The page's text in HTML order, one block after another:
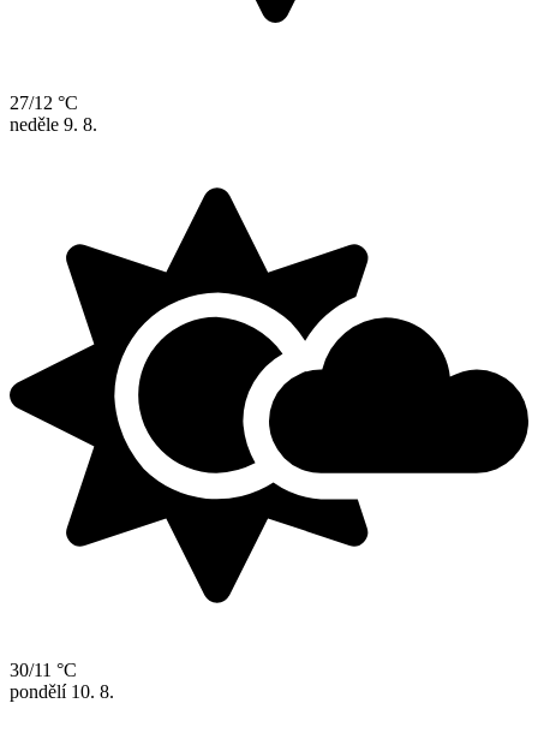
27/12 °C
neděle 9. 8.
30/11 °C
pondělí 10. 8.